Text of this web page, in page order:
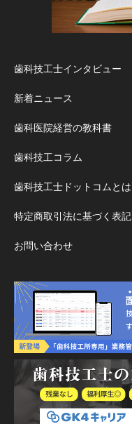
歯科技工士インタビュー
新着ニュース
歯科医院経営の教科書
歯科技工コラム
歯科技工士ドットコムとは
特定商取引法に基づく表記
お問い合わせ